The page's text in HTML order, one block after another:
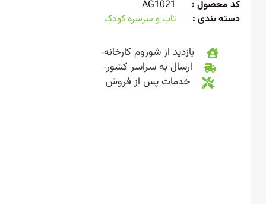
محصول :
AG1021
بندی :
تاب و سرسره کودک
بازدید از شوروم کارخانه
ارسال به سراسر کشور
خدمات پس از فروش